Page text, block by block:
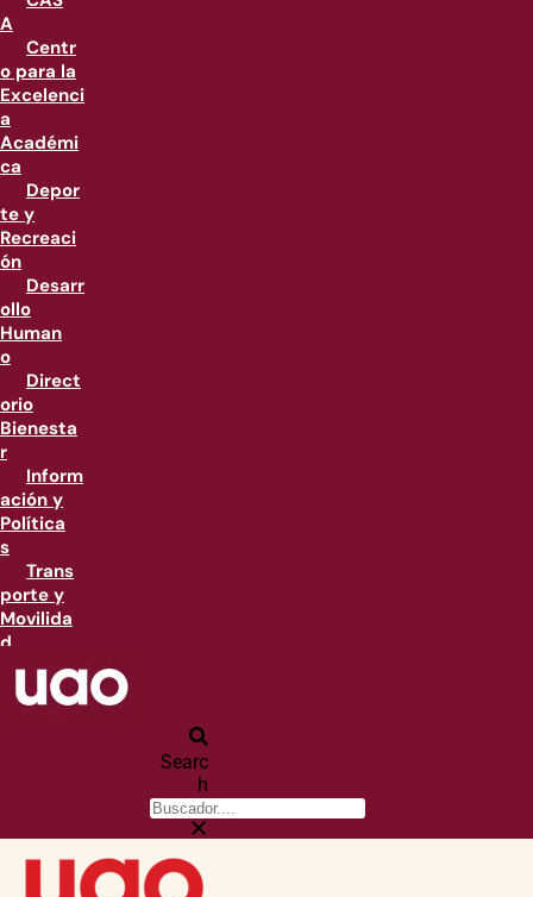
A
Centr
o para la
Excelenci
a
Académi
ca
Depor
te y
Recreaci
ón
Desarr
ollo
Human
o
Direct
orio
Bienesta
r
Inform
ación y
Política
s
Trans
porte y
Movilida
d
Searc
h